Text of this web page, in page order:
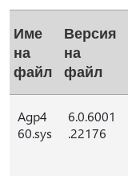
Име
на
файл
Версия
на
файл
Agp4
60.sys
6.0.6001
.22176